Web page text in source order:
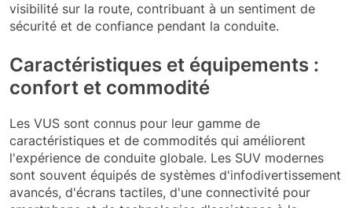
visibilité sur la route, contribuant à un sentiment de
sécurité et de confiance pendant la conduite.
Caractéristiques et équipements :
confort et commodité
Les VUS sont connus pour leur gamme de
caractéristiques et de commodités qui améliorent
l'expérience de conduite globale. Les SUV modernes
sont souvent équipés de systèmes d'infodivertissement
avancés, d'écrans tactiles, d'une connectivité pour